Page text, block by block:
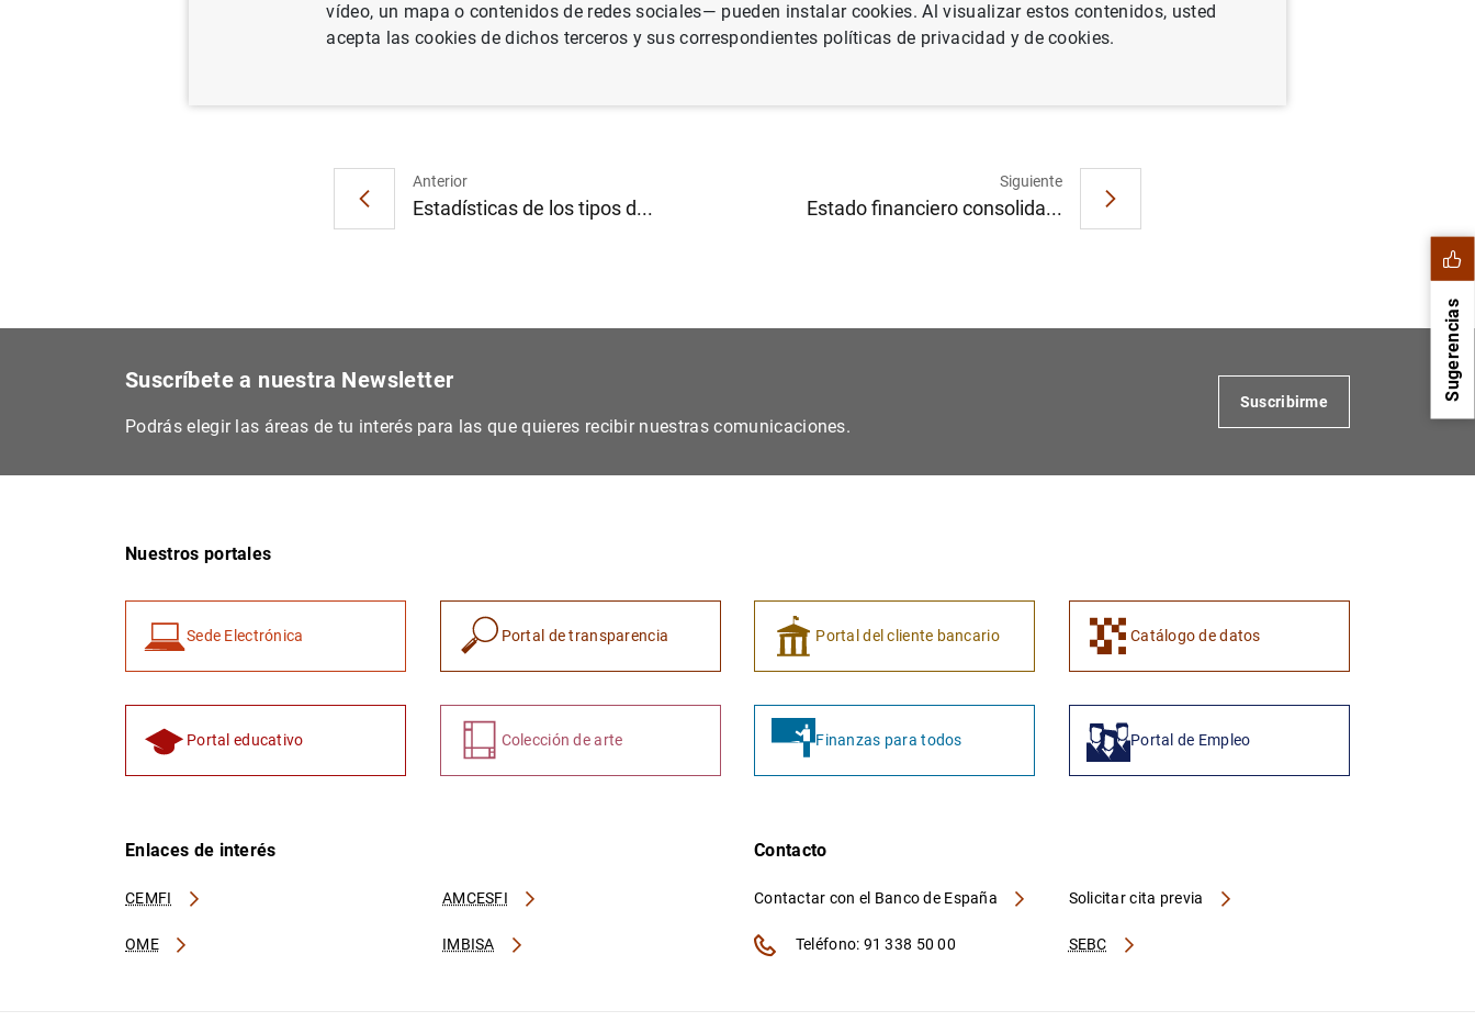
Objetivos de género del BCE: evaluación intermedia (274
Anterior
Estadísticas de los tipos d...
Siguiente
Estado financiero consolida...
Sugerencias
Suscríbete a nuestra Newsletter
Podrás elegir las áreas de tu interés para las que quieres recibir nuestras comunicaciones.
Suscribirme
Nuestros portales
Sede Electrónica Portal de transparencia Portal del cliente bancario Catálogo de datos
Portal educativo Colección de arte Finanzas para todos Portal de Empleo
Enlaces de interés
CEMFI AMCESFI
OME IMBISA
Contacto
Contactar con el Banco de España
SEBC
Solicitar cita previa
Teléfono: 91 338 50 00
vídeo, un mapa o contenidos de redes sociales— pueden instalar cookies. Al visualizar estos contenidos, usted
acepta las cookies de dichos terceros y sus correspondientes políticas de privacidad y de cookies.